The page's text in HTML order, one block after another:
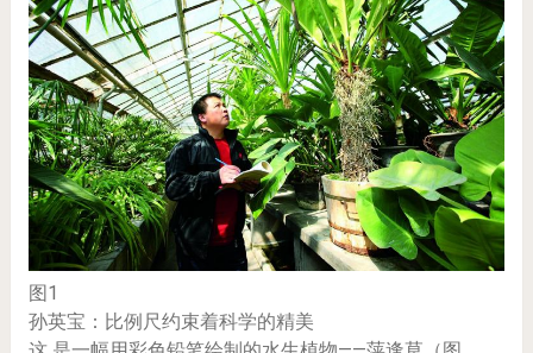
图1
孙英宝：比例尺约束着科学的精美